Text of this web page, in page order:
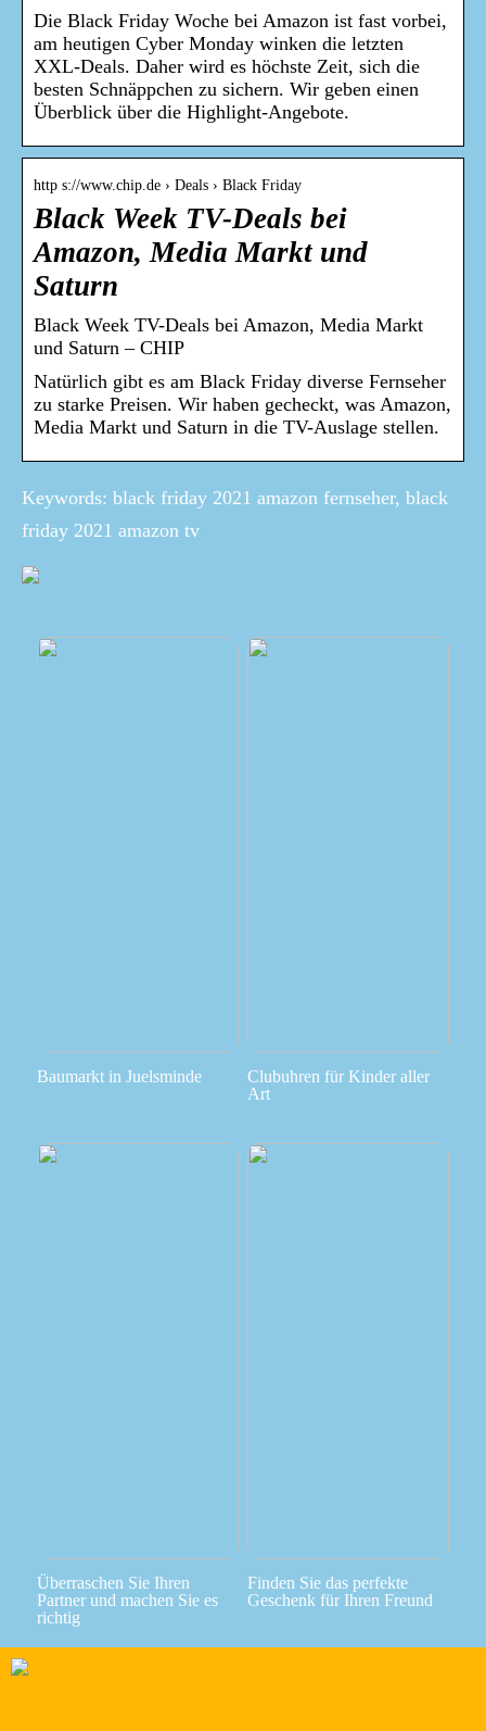
Die Black Friday Woche bei Amazon ist fast vorbei,
am heutigen Cyber Monday winken die letzten
XXL-Deals. Daher wird es höchste Zeit, sich die
besten Schnäppchen zu sichern. Wir geben einen
Überblick über die Highlight-Angebote.
http s://www.chip.de › Deals › Black Friday
Black Week TV-Deals bei
Amazon, Media Markt und
Saturn
Black Week TV-Deals bei Amazon, Media Markt
und Saturn – CHIP
Natürlich gibt es am Black Friday diverse Fernseher
zu starke Preisen. Wir haben gecheckt, was Amazon,
Media Markt und Saturn in die TV-Auslage stellen.
Keywords: black friday 2021 amazon fernseher, black
friday 2021 amazon tv
Baumarkt in Juelsminde
Clubuhren für Kinder aller
Art
Überraschen Sie Ihren
Partner und machen Sie es
richtig
Finden Sie das perfekte
Geschenk für Ihren Freund